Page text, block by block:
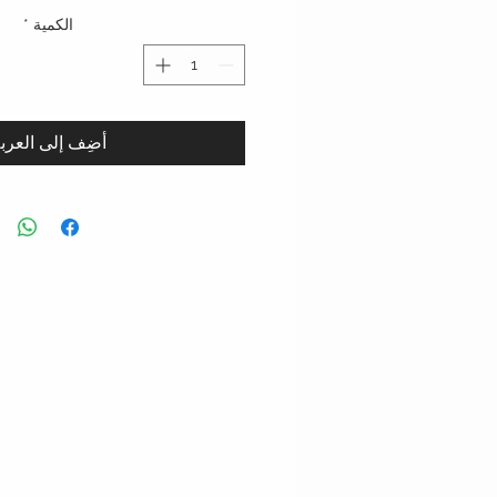
الكمية *
أضِف إلى